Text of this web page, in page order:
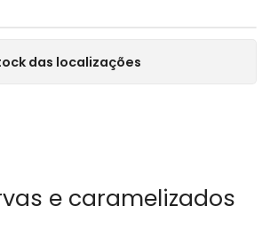
das localizações
e caramelizados